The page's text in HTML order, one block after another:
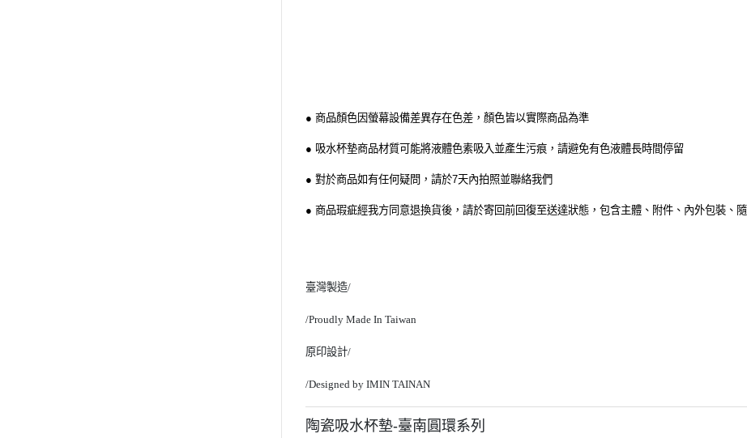
● 商品顏色因螢幕設備差異存在色差，顏色皆以實際商品為準
● 吸水杯墊商品材質可能將液體色素吸入並產生污痕，請避免有色液體長時間停留
● 對於商品如有任何疑問，請於7天內拍照並聯絡我們
● 商品瑕疵經我方同意退換貨後，請於寄回前回復至送達狀態，包含主體、附件、內外包裝、
臺灣製造/
/Proudly Made In Taiwan
原印設計/
/Designed by IMIN TAINAN
陶瓷吸水杯墊-臺南圓環系列